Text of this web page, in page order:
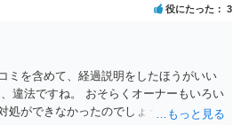
役にたった 3
ミを含めて、経過説明をしたほうがいい
違法ですね。 おそらくオーナーもいろい
処ができなかったのでしょう。